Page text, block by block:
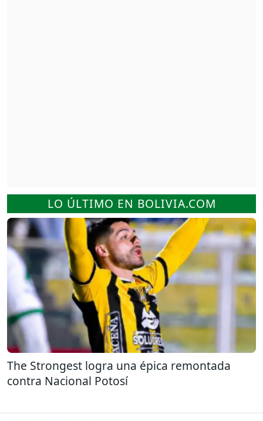
LO ÚLTIMO EN BOLIVIA.COM
The Strongest logra una épica remontada
contra Nacional Potosí